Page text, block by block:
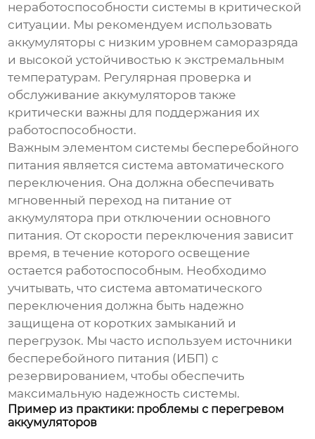
неработоспособности системы в критической
ситуации. Мы рекомендуем использовать
аккумуляторы с низким уровнем саморазряда
и высокой устойчивостью к экстремальным
температурам. Регулярная проверка и
обслуживание аккумуляторов также
критически важны для поддержания их
работоспособности.
Важным элементом системы бесперебойного
питания является система автоматического
переключения. Она должна обеспечивать
мгновенный переход на питание от
аккумулятора при отключении основного
питания. От скорости переключения зависит
время, в течение которого освещение
остается работоспособным. Необходимо
учитывать, что система автоматического
переключения должна быть надежно
защищена от коротких замыканий и
перегрузок. Мы часто используем источники
бесперебойного питания (ИБП) с
резервированием, чтобы обеспечить
максимальную надежность системы.
Пример из практики: проблемы с перегревом
аккумуляторов